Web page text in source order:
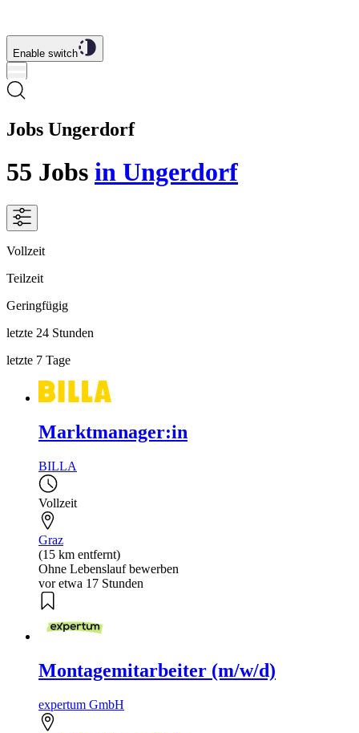
Enable switch
Jobs Ungerdorf
55 Jobs in Ungerdorf
Vollzeit
Teilzeit
Geringfügig
letzte 24 Stunden
letzte 7 Tage
Marktmanager:in
BILLA
Vollzeit
Graz
(15 km entfernt)
Ohne Lebenslauf bewerben
vor etwa 17 Stunden
Montagemitarbeiter (m/w/d)
expertum GmbH